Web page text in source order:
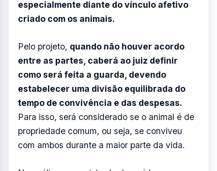
prevê a possibilidade de guarda
compartilhada de animais de estimação em
agora segue para sanção do presidente Lula.
O texto estabelece regras para a divisão da
convivência e das responsabilidades com o
animal, reconhecendo a importância dos pets
no núcleo familiar.A medida busca
solucionar conflitos cada vez mais
comuns após o fim de relacionamentos,